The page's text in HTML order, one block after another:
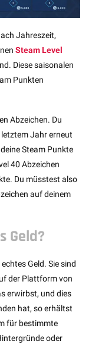
Jahreszeit,
Steam Level
Diese saisonalen
Punkten
Abzeichen. Du
Jahr erneut
Steam Punkte
40 Abzeichen
Du müsstest also
auf deinem
Geld?
Geld. Sie sind
der Plattform von
erwirbst, und dies
hat, so erhältst
für bestimmte
oder